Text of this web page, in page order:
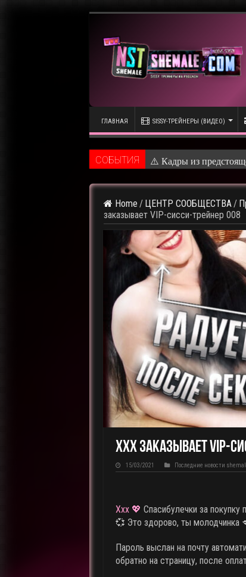
ГЛАВНАЯ SISSY-ТРЕЙНЕРЫ (ВИДЕО)
CОБЫТИЯ ⚠️ Кадры из
Home / ЦЕНТР СООБЩЕСТВА /
заказывает VIP-сисси-трейнер 008
Xxx заказывает VIP-
15/03/2021 Последние новости
Xxx 💖 Спасибулечки за покупку
💞 Это здорово, ты молодчинка
Пароль выслан на почту
обратно на страницу, после